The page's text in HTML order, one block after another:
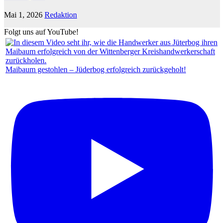
Mai 1, 2026 Redaktion
Folgt uns auf YouTube!
Maibaum gestohlen – Jüderbog erfolgreich zurückgeholt!